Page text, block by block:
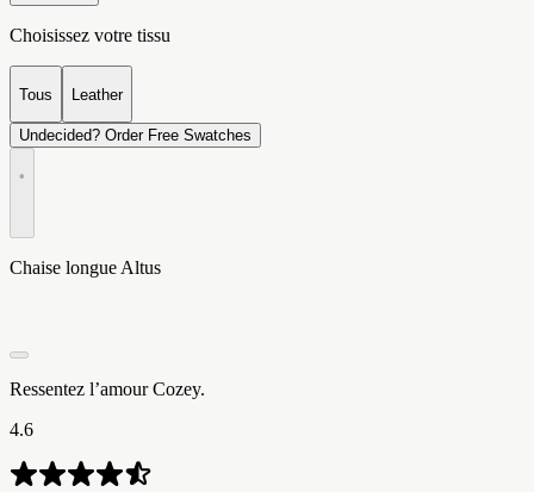
Choisissez votre tissu
Tous Leather
Undecided? Order Free Swatches
•
Chaise longue Altus
Ressentez l’amour Cozey.
4.6